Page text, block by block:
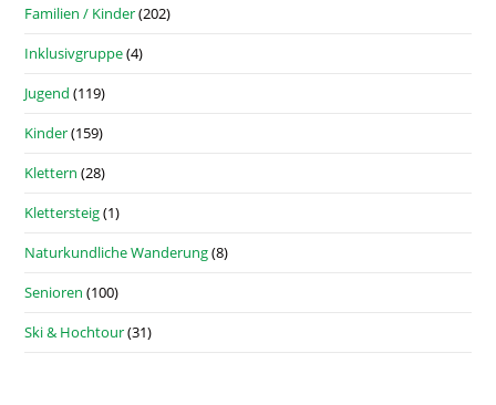
Familien / Kinder(202)
Inklusivgruppe(4)
Jugend (119)
Kinder(159)
Klettern (28)
Klettersteig(1)
Naturkundliche Wanderung(8)
Senioren (100)
Ski & Hochtour(31)